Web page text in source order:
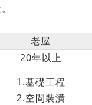
老屋
20年以上
1.基礎工程
2.空間裝潢